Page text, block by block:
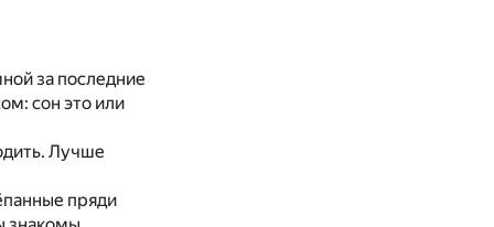
за последние
сон это или
Лучше
пряди